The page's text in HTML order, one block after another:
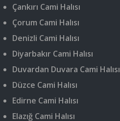
Çankırı Cami Halısı
Çorum Cami Halısı
Denizli Cami Halısı
Diyarbakır Cami Halısı
Duvardan Duvara Cami Halısı
Düzce Cami Halısı
Edirne Cami Halısı
Elazığ Cami Halısı